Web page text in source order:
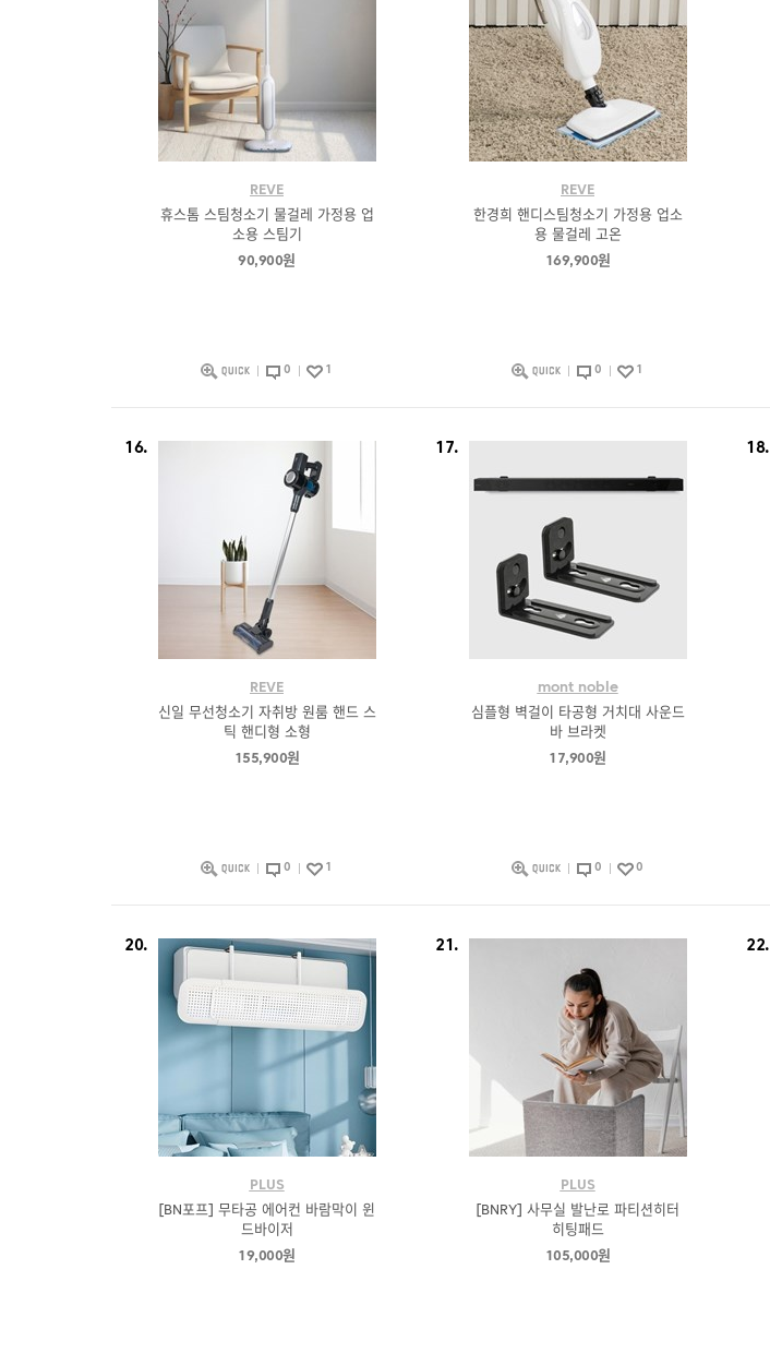
REVE
휴스톰 스팀청소기 물걸레 가정용 업
소용 스팀기
90,900원
0 1
REVE
한경희 핸디스팀청소기 가정용 업소
용 물걸레 고온
169,900원
0 1
16.
REVE
신일 무선청소기 자취방 원룸 핸드 스
틱 핸디형 소형
155,900원
0 1
17.
mont noble
심플형 벽걸이 타공형 거치대 사운드
바 브라켓
17,900원
0 0
18.
20.
PLUS
[BN포프] 무타공 에어컨 바람막이 윈
드바이저
19,000원
21.
PLUS
[BNRY] 사무실 발난로 파티션히터
히팅패드
105,000원
22.